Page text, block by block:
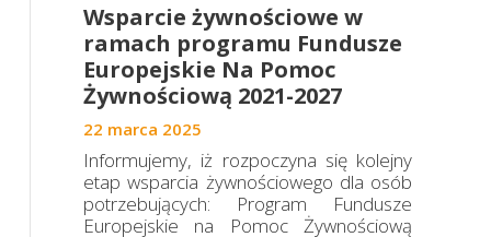
Projekty 2022
Projekty 2021
Projekty 2020
Wsparcie żywnościowe w
ramach programu Fundusze
Europejskie Na Pomoc
Żywnościową 2021-2027
22 marca 2025
Informujemy, iż rozpoczyna się kolejny
etap wsparcia żywnościowego dla osób
potrzebujących: Program Fundusze
Europejskie na Pomoc Żywnościową